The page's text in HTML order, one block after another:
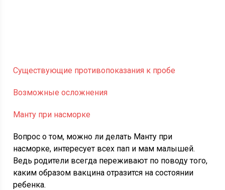
Существующие противопоказания к пробе
Возможные осложнения
Манту при насморке
Вопрос о том, можно ли делать Манту при
насморке, интересует всех пап и мам малышей.
Ведь родители всегда переживают по поводу того,
каким образом вакцина отразится на состоянии
ребенка.